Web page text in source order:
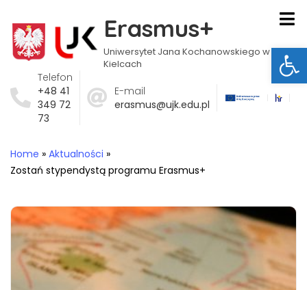
Erasmus+
Uniwersytet Jana Kochanowskiego w
Kielcach
Telefon
+48 41
349 72
73
E-mail
erasmus@ujk.edu.pl
Home » Aktualności »
Zostań stypendystą programu Erasmus+